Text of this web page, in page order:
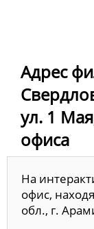
Адрес
ул. 1
офиса
На
офис,
обл., г.